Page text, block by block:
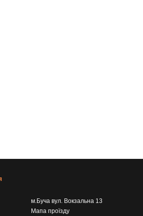
м.Буча вул. Вокзальна 13
Мапа проїзду